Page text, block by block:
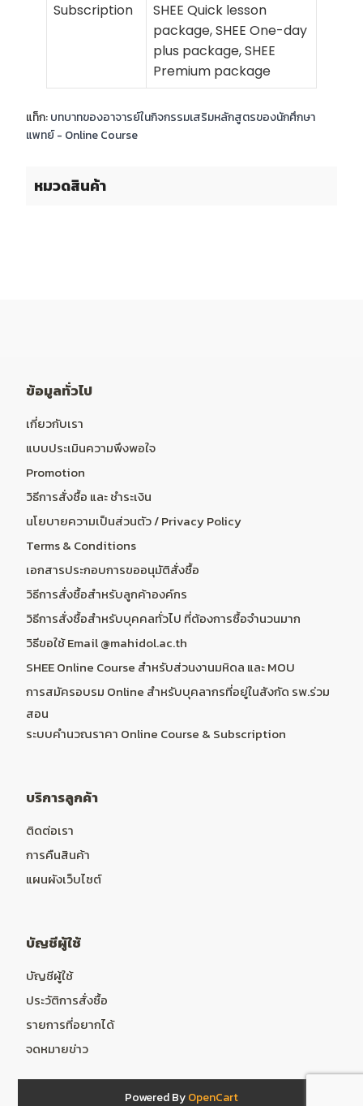
หมวดสินค้า
Subscription
SHEE Quick lesson
package, SHEE One-day
plus package, SHEE
Premium package
แท็ก:บทบาทของอาจารย์ในกิจกรรมเสริมหลักสูตรของนักศึกษา
แพทย์ - Online Course
ข้อมูลทั่วไป
เกี่ยวกับเรา
แบบประเมินความพึงพอใจ
Promotion
วิธีการสั่งซื้อ และ ชำระเงิน
นโยบายความเป็นส่วนตัว / Privacy Policy
Terms & Conditions
เอกสารประกอบการขออนุมัติสั่งซื้อ
วิธีการสั่งซื้อสำหรับลูกค้าองค์กร
วิธีการสั่งซื้อสำหรับบุคคลทั่วไป ที่ต้องการซื้อจำนวนมาก
วิธีขอใช้ Email @mahidol.ac.th
SHEE Online Course สำหรับส่วนงานมหิดล และ MOU
การสมัครอบรม Online สำหรับบุคลากรที่อยู่ในสังกัด รพ.ร่วม
สอน
ระบบคำนวณราคา Online Course & Subscription
บริการลูกค้า
ติดต่อเรา
การคืนสินค้า
แผนผังเว็บไซต์
บัญชีผู้ใช้
บัญชีผู้ใช้
ประวัติการสั่งซื้อ
รายการที่อยากได้
จดหมายข่าว
Powered ByOpenCart